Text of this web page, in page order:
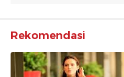
Rekomendasi